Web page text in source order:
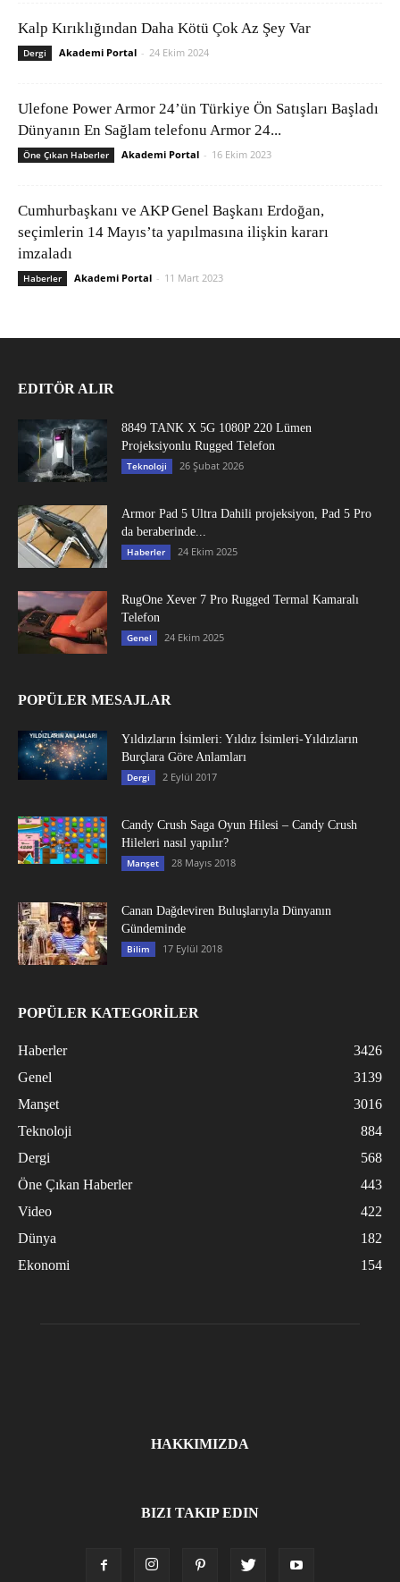
Kalp Kırıklığından Daha Kötü Çok Az Şey Var
Dergi Akademi Portal - 24 Ekim 2024
Ulefone Power Armor 24’ün Türkiye Ön Satışları Başladı
Dünyanın En Sağlam telefonu Armor 24...
Öne Çıkan Haberler Akademi Portal - 16 Ekim 2023
Cumhurbaşkanı ve AKP Genel Başkanı Erdoğan,
seçimlerin 14 Mayıs’ta yapılmasına ilişkin kararı
imzaladı
Haberler Akademi Portal - 11 Mart 2023
EDITÖR ALIR
8849 TANK X 5G 1080P 220 Lümen
Projeksiyonlu Rugged Telefon
Teknoloji 26 Şubat 2026
Armor Pad 5 Ultra Dahili projeksiyon, Pad 5 Pro
da beraberinde...
Haberler 24 Ekim 2025
RugOne Xever 7 Pro Rugged Termal Kamaralı
Telefon
Genel 24 Ekim 2025
POPÜLER MESAJLAR
Yıldızların İsimleri: Yıldız İsimleri-Yıldızların
Burçlara Göre Anlamları
Dergi 2 Eylül 2017
Candy Crush Saga Oyun Hilesi – Candy Crush
Hileleri nasıl yapılır?
Manşet 28 Mayıs 2018
Canan Dağdeviren Buluşlarıyla Dünyanın
Gündeminde
Bilim 17 Eylül 2018
POPÜLER KATEGORİLER
Haberler
3426
Genel
3139
Manşet
3016
Teknoloji
884
Dergi
568
Öne Çıkan Haberler
443
Video
422
Dünya
182
Ekonomi
154
HAKKIMIZDA
BIZI TAKIP EDIN